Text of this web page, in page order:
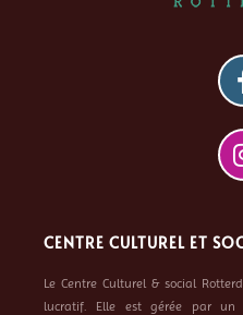
CENTRE CULTUREL ET
Le Centre Culturel & social
lucratif. Elle est gérée par un